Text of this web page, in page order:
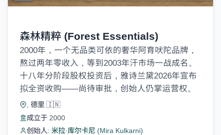
森林精粹 (Forest Essentials)
2000年，一个无品类可依的奢华阿育吠陀品牌，
熬过两年零收入，等到2003年汗市场一战成名。
十八年分阶段股权投资后，雅诗兰黛2026年宣布
拟全资收购——尚待审批，创始人仍掌运营权。
, 德里 🇮🇳
成立于 2000
创始人: 米拉·库尔卡尼 (Mira Kulkarni)